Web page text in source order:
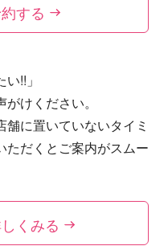
する
!!」
けください。
に置いていないタイミ
ただくとご案内がスムー
くみる